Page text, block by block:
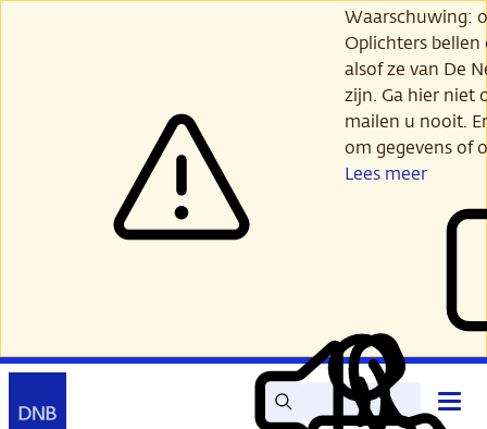
Waarschuwing:
Oplichters
alsof ze van De
zijn. Ga hier niet
mailen u nooit.
om gegevens of
Lees meer
Zoek Lees
MijnContact